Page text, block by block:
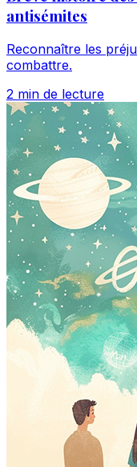
antisémites
Reconnaître les
combattre.
2 min de lecture